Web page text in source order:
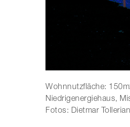
Wohnnutzfläche:
Niedrigenergiehaus,
Fotos: Dietmar Tollerian